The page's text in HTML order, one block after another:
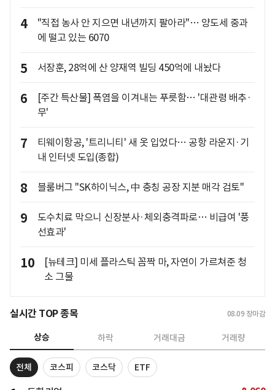
4
"직접 농사 안 지으면 내년까지 팔아라"… 양도세 중과
에 떨고 있는 6070
5 서장훈, 28억에 산 양재역 빌딩 450억에 내놨다
6
[주간 특산물] 폭염을 이겨내는 푸릇함… '대관령 배추·
무'
7
티웨이항공, '트리니티' 새 옷 입었다… 공항 라운지·기
내 인터넷 도입(종합)
8 블룸버그 "SK하이닉스, 中 충칭 공장 지분 매각 검토"
9
도수치료 막으니 신장분사·체외충격파로… 비급여 '풍
선효과'
10
[뉴테크] 미세 플라스틱 꼼짝 마, 자연이 가르쳐준 청
소 그물
실시간 TOP 종목 08.09 장마감
상승 하락 거래대금 거래량
전체 코스피 코스닥 ETF